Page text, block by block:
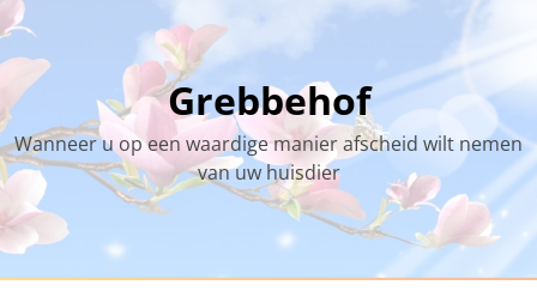
Skip
to
content
Grebbehof
Wanneer u op een waardige manier afscheid wilt nemen
van uw huisdier